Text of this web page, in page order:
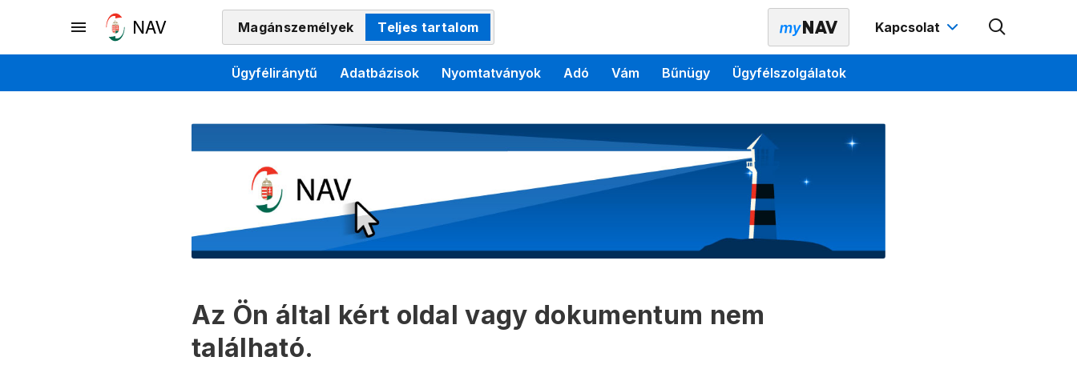
Magánszemélyek Teljes tartalom Kapcsolat
Ügyféliránytű Adatbázisok Nyomtatványok Adó Vám Bűnügy Ügyfélszolgálatok
Az Ön által kért oldal vagy dokumentum nem
található.